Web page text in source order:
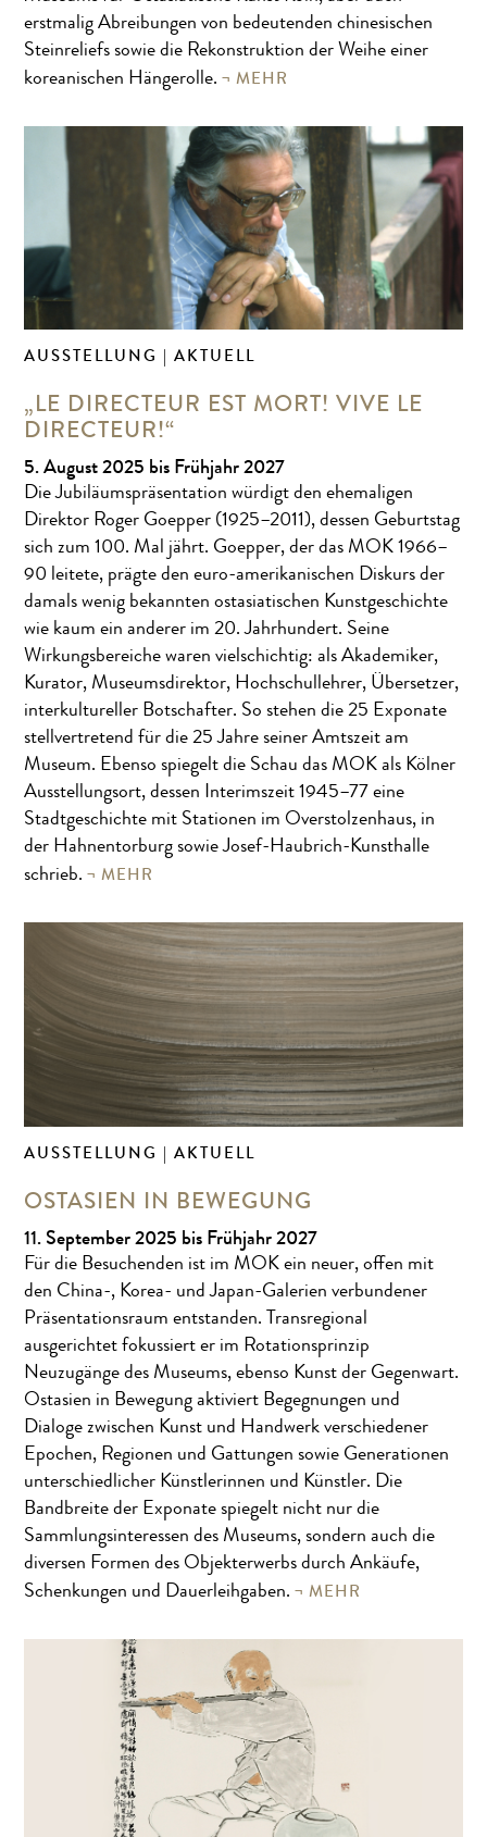
erstmalig Abreibungen von bedeutenden chinesischen
Steinreliefs sowie die Rekonstruktion der Weihe einer
koreanischen Hängerolle.
MEHR
AUSSTELLUNG | AKTUELL
„LE DIRECTEUR EST MORT! VIVE LE
DIRECTEUR!“
5. August 2025 bis Frühjahr 2027
Die Jubiläumspräsentation würdigt den ehemaligen
Direktor Roger Goepper (1925–2011), dessen Geburtstag
sich zum 100. Mal jährt. Goepper, der das MOK 1966–
90 leitete, prägte den euro-amerikanischen Diskurs der
damals wenig bekannten ostasiatischen Kunstgeschichte
wie kaum ein anderer im 20. Jahrhundert. Seine
Wirkungsbereiche waren vielschichtig: als Akademiker,
Kurator, Museumsdirektor, Hochschullehrer, Übersetzer,
interkultureller Botschafter. So stehen die 25 Exponate
stellvertretend für die 25 Jahre seiner Amtszeit am
Museum. Ebenso spiegelt die Schau das MOK als Kölner
Ausstellungsort, dessen Interimszeit 1945–77 eine
Stadtgeschichte mit Stationen im Overstolzenhaus, in
der Hahnentorburg sowie Josef-Haubrich-Kunsthalle
schrieb.
MEHR
AUSSTELLUNG | AKTUELL
OSTASIEN IN BEWEGUNG
11. September 2025 bis Frühjahr 2027
Für die Besuchenden ist im MOK ein neuer, offen mit
den China-, Korea- und Japan-Galerien verbundener
Präsentationsraum entstanden. Transregional
ausgerichtet fokussiert er im Rotationsprinzip
Neuzugänge des Museums, ebenso Kunst der Gegenwart.
Ostasien in Bewegung aktiviert Begegnungen und
Dialoge zwischen Kunst und Handwerk verschiedener
Epochen, Regionen und Gattungen sowie Generationen
unterschiedlicher Künstlerinnen und Künstler. Die
Bandbreite der Exponate spiegelt nicht nur die
Sammlungsinteressen des Museums, sondern auch die
diversen Formen des Objekterwerbs durch Ankäufe,
Schenkungen und Dauerleihgaben.
MEHR